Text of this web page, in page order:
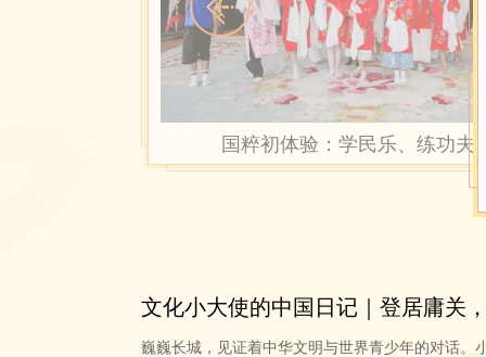
展示，深入探寻节日背后
交流、相互借鉴、各美其
强的表现力和感染力。
3.视频结尾：为活动献
视频需画质清晰、画面
七、报名方式
（一）活动在专题网页设
国粹初体验：学民乐、练功夫
文化小大使的中国日记｜登居庸关
巍巍长城，见证着中华文明与世界青少年的对话。